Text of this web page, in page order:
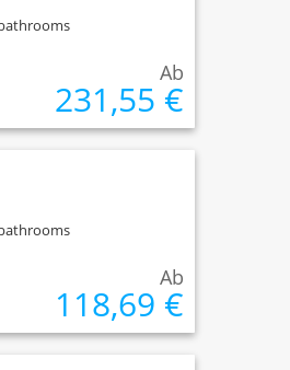
Ab
231,55 €
Ab
118,69 €